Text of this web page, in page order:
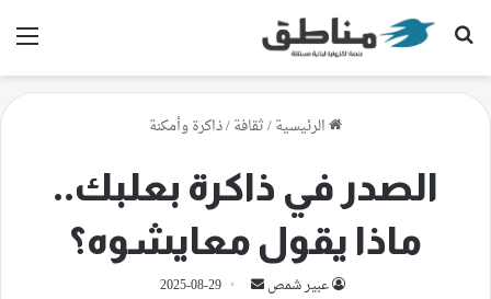
بحث عن
الرئيسية/ثقافة/ذاكرة وأمكنة
الصدر في ذاكرة بعلبك..
ماذا يقول معايشوه؟
عبير شمص
أرسل 2025-08-29